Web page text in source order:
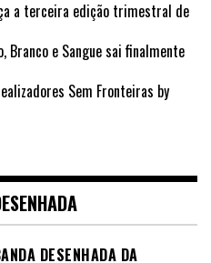
a terceira edição trimestral de
Branco e Sangue sai finalmente
Sem Fronteiras by
DESENHADA DA